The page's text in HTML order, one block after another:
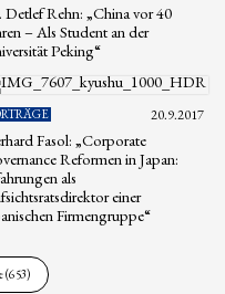
Detlef Rehn: „China vor 40
– Als Student an der
Peking“
20.9.2017
Fasol: „Corporate
Reformen in Japan:
als
einer
Firmengruppe“
(653)